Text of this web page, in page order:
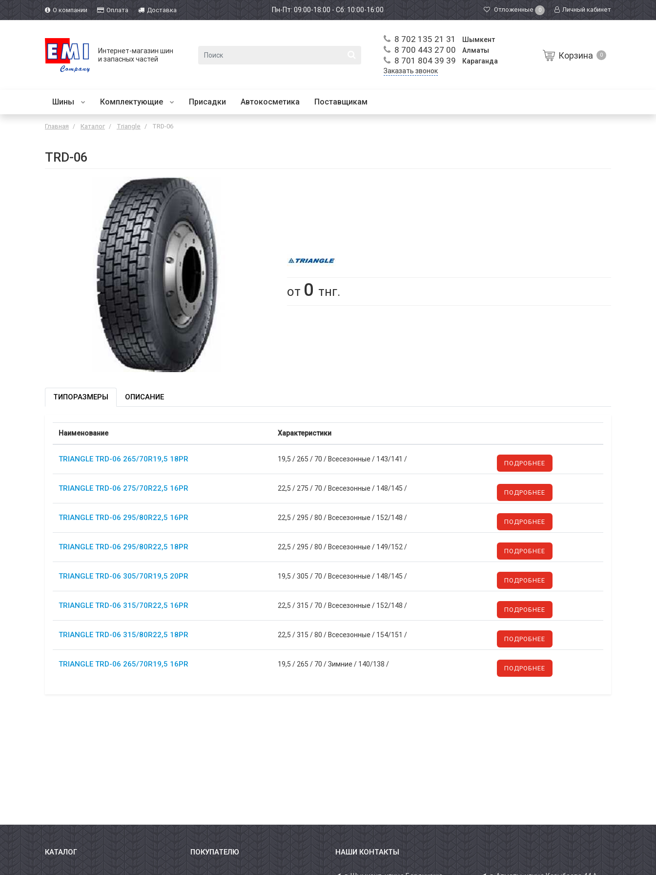
О компании Оплата Доставка Пн-Пт: 09:00-18:00 - Сб: 10:00-16:00 Отложенные 0 Личный кабинет
Интернет-магазин шин
и запасных частей
8 702 135 21 31 Шымкент
8 700 443 27 00 Алматы
8 701 804 39 39
Караганда
Заказать звонок
Корзина 0
Шины Комплектующие Присадки Автокосметика Поставщикам
Главная Каталог Triangle TRD-06
TRD-06
от 0 тнг.
ТИПОРАЗМЕРЫ ОПИСАНИЕ
Наименование Характеристики
TRIANGLE TRD-06 265/70R19,5 18PR 19,5 / 265 / 70 / Всесезонные/ 143/141 /
ПОДРОБНЕЕ
TRIANGLE TRD-06 275/70R22,5 16PR 22,5 / 275 / 70 / Всесезонные/ 148/145 /
ПОДРОБНЕЕ
TRIANGLE TRD-06 295/80R22,5 16PR 22,5 / 295 /80 / Всесезонные/ 152/148 /
ПОДРОБНЕЕ
TRIANGLE TRD-06 295/80R22,5 18PR 22,5 / 295 /80 / Всесезонные/ 149/152 /
ПОДРОБНЕЕ
TRIANGLE TRD-06 305/70R19,5 20PR 19,5 /305 / 70 / Всесезонные/ 148/145 /
ПОДРОБНЕЕ
TRIANGLE TRD-06 315/70R22,5 16PR 22,5 /315 / 70 / Всесезонные/ 152/148 /
ПОДРОБНЕЕ
TRIANGLE TRD-06 315/80R22,5 18PR 22,5 /315 /80 / Всесезонные/ 154/151 /
ПОДРОБНЕЕ
TRIANGLE TRD-06 265/70R19,5 16PR 19,5 / 265 / 70 /Зимние/ 140/138 /
ПОДРОБНЕЕ
КАТАЛОГ ПОКУПАТЕЛЮ НАШИ КОНТАКТЫ